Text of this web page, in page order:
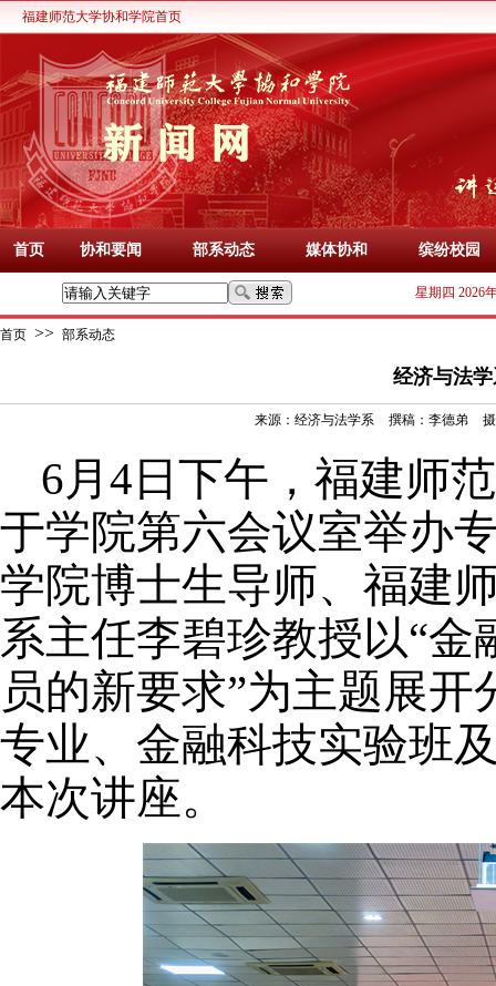
福建师范大学协和学院首页
首页 协和要闻 部系动态 媒体协和 缤纷校园
星期四 2026
首页 >> 部系动态
经济与法
来源： 经济与法学系 撰稿： 李德弟
6月4日下午 ， 福建师
于学院第六会议室举办
学院博士生导师、 福建
系主任李碧珍教授以“金
员的新要求”为主题展开
专业、金融科技实验班
本次讲座。